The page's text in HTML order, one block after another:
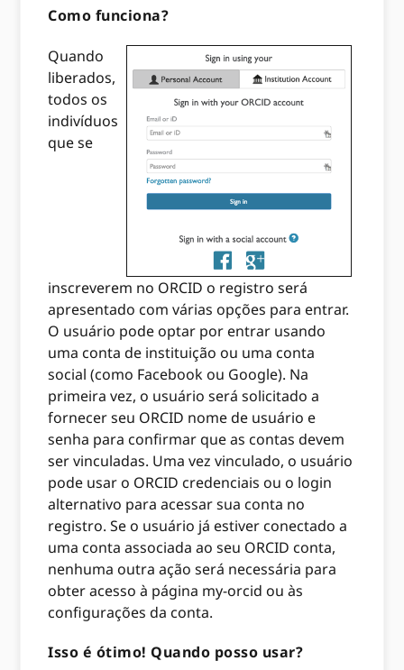
Como funciona?
Quando
liberados,
todos os
indivíduos
que se
inscreverem no ORCID o registro será
apresentado com várias opções para entrar.
O usuário pode optar por entrar usando
uma conta de instituição ou uma conta
social (como Facebook ou Google). Na
primeira vez, o usuário será solicitado a
fornecer seu ORCID nome de usuário e
senha para confirmar que as contas devem
ser vinculadas. Uma vez vinculado, o usuário
pode usar o ORCID credenciais ou o login
alternativo para acessar sua conta no
registro. Se o usuário já estiver conectado a
uma conta associada ao seu ORCID conta,
nenhuma outra ação será necessária para
obter acesso à página my-orcid ou às
configurações da conta.
Isso é ótimo! Quando posso usar?